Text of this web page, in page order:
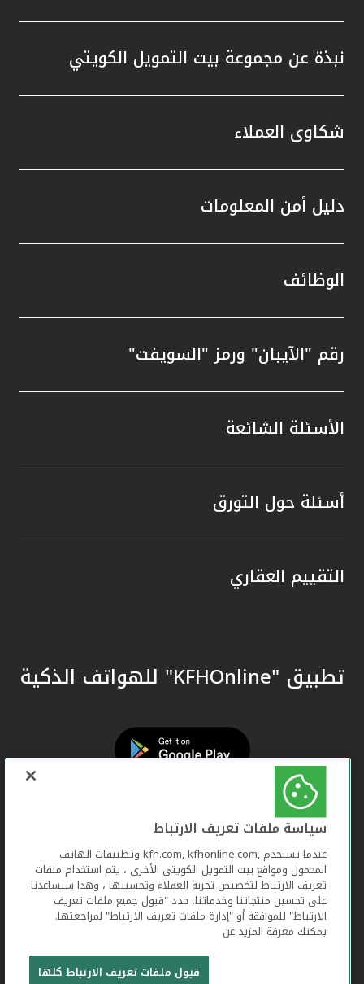
نبذة عن مجموعة بيت التمويل الكويتي
شكاوى العملاء
دليل أمن المعلومات
الوظائف
رقم "الآيبان" ورمز "السويفت"
الأسئلة الشائعة
أسئلة حول التورق
التقييم العقاري
تطبيق "KFHOnline" للهواتف الذكية
بيت التمويل الكويتي جميع الحقوق محفوظة © 2026
سياسة ملفات تعريف الارتباط
عندما تستخدم ,kfh.com, kfhonline.com وتطبيقات الهاتف
المحمول ومواقع بيت التمويل الكويتي الأخرى ، يتم استخدام ملفات
تعريف الارتباط لتخصيص تجربة العملاء وتحسينها ، وهذا سيساعدنا
على تحسين منتجاتنا وخدماتنا. حدد "قبول جميع ملفات تعريف
الارتباط" للموافقة أو "إدارة ملفات تعريف الارتباط" لمراجعتها.
يمكنك معرفة المزيد عن
قبول ملفات تعريف الارتباط كلها